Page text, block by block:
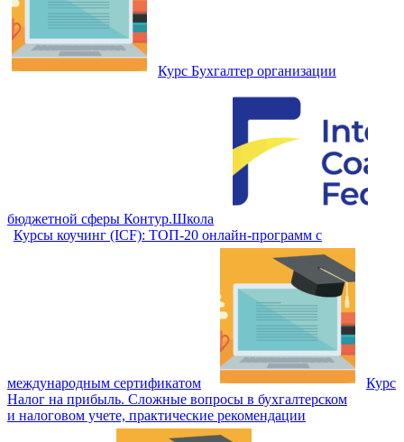
Курс Бухгалтер организации
бюджетной сферы Контур.Школа
Курсы коучинг (ICF): ТОП‑20 онлайн‑программ с
международным сертификатом
Курс
Налог на прибыль. Сложные вопросы в бухгалтерском
и налоговом учете, практические рекомендации